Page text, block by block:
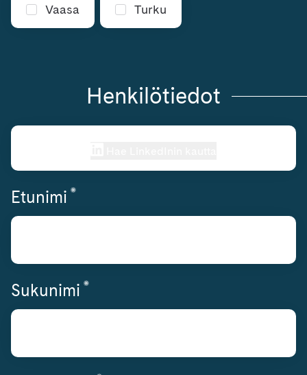
Vaasa Turku
Henkilötiedot
Etunimi *
Sukunimi *